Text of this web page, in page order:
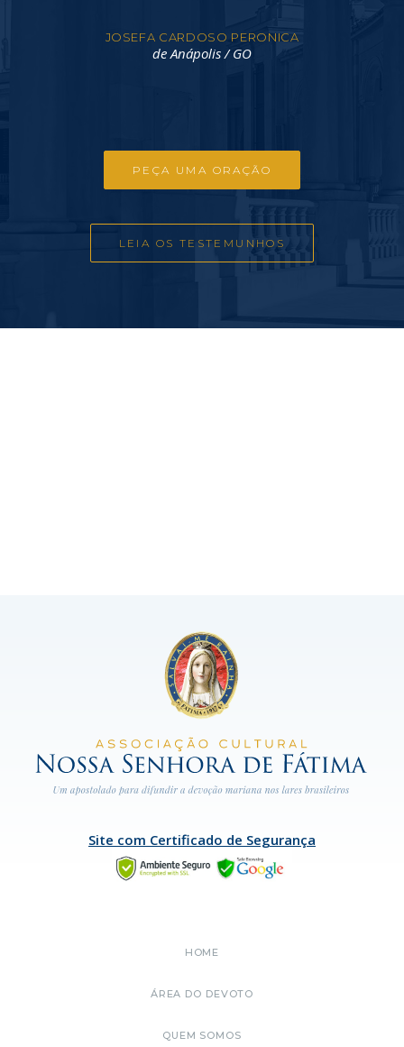
MÁRIO LAZZARIN
de Pinhalzinho / SC
PEÇA UMA ORAÇÃO
LEIA OS TESTEMUNHOS
Site com Certificado de Segurança
HOME
ÁREA DO DEVOTO
QUEM SOMOS